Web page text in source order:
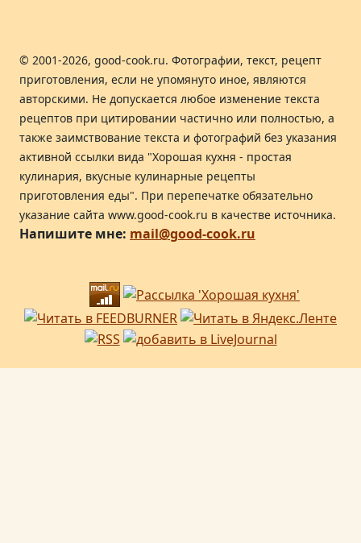
© 2001-2026, good-cook.ru. Фотографии, текст, рецепт
приготовления, если не упомянуто иное, являются
авторскими. Не допускается любое изменение текста
рецептов при цитировании частично или полностью, а
также заимствование текста и фотографий без указания
активной ссылки вида "Хорошая кухня - простая
кулинария, вкусные кулинарные рецепты
приготовления еды". При перепечатке обязательно
указание сайта www.good-cook.ru в качестве источника.
Напишите мне: mail@good-cook.ru